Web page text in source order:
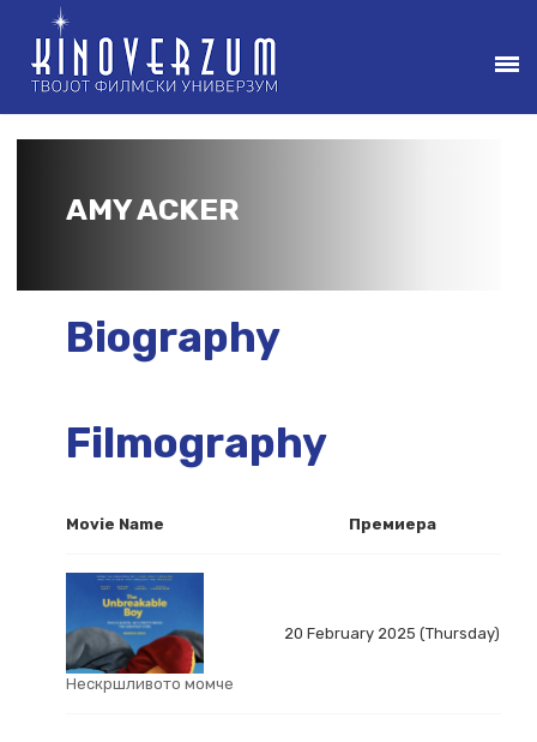
AMY ACKER
Biography
Filmography
Movie Name Премиера
Нескршливото момче
20 February 2025 (Thursday)